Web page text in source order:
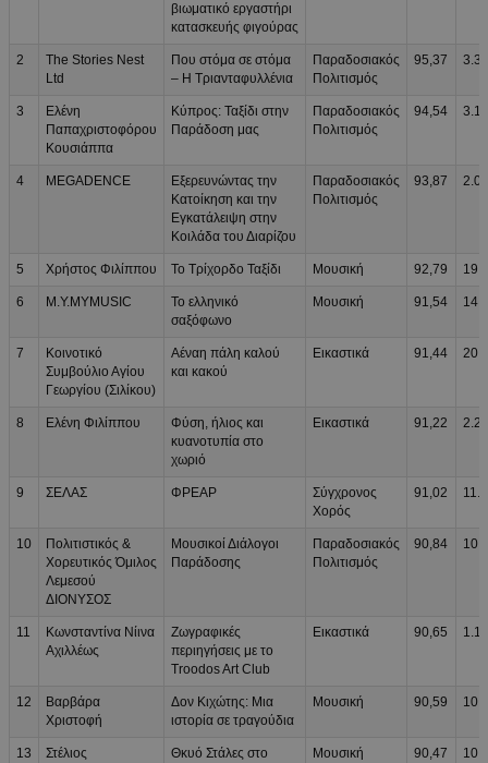
βιωματικό εργαστήρι
κατασκευής φιγούρας
2
The Stories Nest
Ltd
Που στόμα σε στόμα
– Η Τριανταφυλλένια
Παραδοσιακός
Πολιτισμός
95,37
3
Ελένη
Παπαχριστοφόρου
Κουσιάππα
Κύπρος: Ταξίδι στην
Παράδοση μας
Παραδοσιακός
Πολιτισμός
94,54
4 MEGADENCE
Εξερευνώντας την
Κατοίκηση και την
Εγκατάλειψη στην
Κοιλάδα του Διαρίζου
Παραδοσιακός
Πολιτισμός
93,87
5 Χρήστος Φιλίππου Το Τρίχορδο Ταξίδι Μουσική 92,79
6 M.Y.MYMUSIC
Το ελληνικό
σαξόφωνο
Μουσική 91,54
7
Κοινοτικό
Συμβούλιο Αγίου
Γεωργίου (Σιλίκου)
Αέναη πάλη καλού
και κακού
Εικαστικά 91,44
8 Ελένη Φιλίππου
Φύση, ήλιος και
κυανοτυπία στο
χωριό
Εικαστικά 91,22
9 ΣΕΛΑΣ ΦΡΕΑΡ
Σύγχρονος
Χορός
91,02
10
Πολιτιστικός &
Χορευτικός Όμιλος
Λεμεσού
ΔΙΟΝΥΣΟΣ
Μουσικοί Διάλογοι
Παράδοσης
Παραδοσιακός
Πολιτισμός
90,84
11
Κωνσταντίνα Νίινα
Αχιλλέως
Ζωγραφικές
περιηγήσεις με το
Troodos Art Club
Εικαστικά 90,65
12
Βαρβάρα
Χριστοφή
Δον Κιχώτης: Μια
ιστορία σε τραγούδια
Μουσική 90,59
13
Στέλιος
Θκυό Στάλες στο
Μουσική 90,47